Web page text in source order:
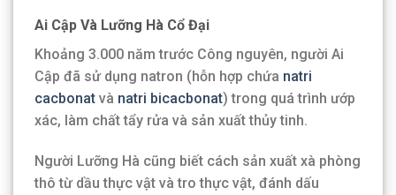
Ai Cập Và Lưỡng Hà Cổ Đại
Khoảng 3.000 năm trước Công nguyên, người Ai
Cập đã sử dụng natron (hỗn hợp chứa natri
cacbonat và natri bicacbonat) trong quá trình ướp
xác, làm chất tẩy rửa và sản xuất thủy tinh.
Người Lưỡng Hà cũng biết cách sản xuất xà phòng
thô từ dầu thực vật và tro thực vật, đánh dấu